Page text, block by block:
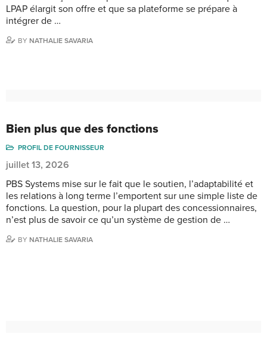
LPAP élargit son offre et que sa plateforme se prépare à
intégrer de …
BY NATHALIE SAVARIA
Bien plus que des fonctions
PROFIL DE FOURNISSEUR
juillet 13, 2026
PBS Systems mise sur le fait que le soutien, l’adaptabilité et
les relations à long terme l’emportent sur une simple liste de
fonctions. La question, pour la plupart des concessionnaires,
n’est plus de savoir ce qu’un système de gestion de …
BY NATHALIE SAVARIA